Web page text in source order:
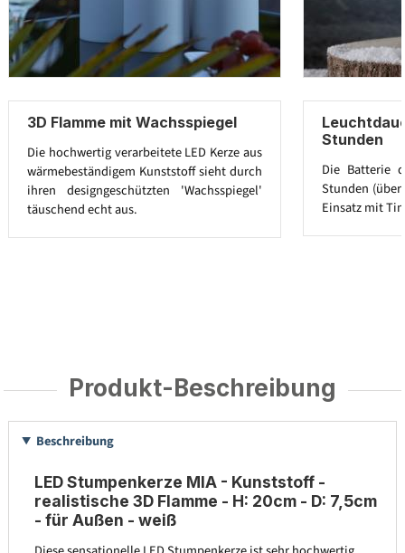
3D Flamme mit Wachsspiegel
Die hochwertig verarbeitete LED Kerze aus
wärmebeständigem Kunststoff sieht durch
ihren designgeschützten 'Wachsspiegel'
täuschend echt aus.
Stunden
Die Batterie
Stunden
Einsatz mit
Produkt-Beschreibung
Beschreibung
LED Stumpenkerze MIA - Kunststoff -
realistische 3D Flamme - H: 20cm - D: 7,5cm
- für Außen - weiß